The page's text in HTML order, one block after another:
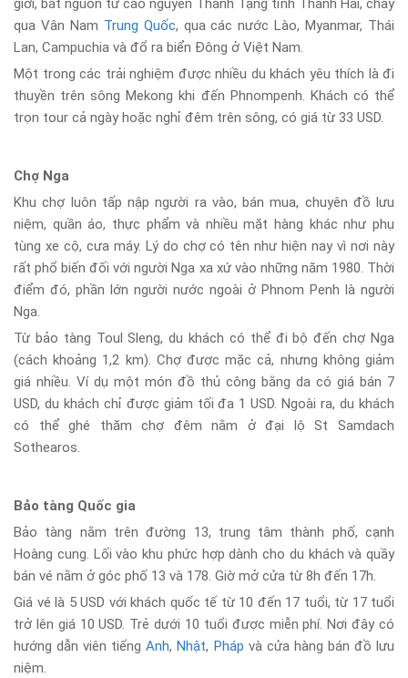
giới, bắt nguồn từ cao nguyên Thanh Tạng tỉnh Thanh Hải, chảy
qua Vân Nam Trung Quốc, qua các nước Lào, Myanmar, Thái
Lan, Campuchia và đổ ra biển Đông ở Việt Nam.
Một trong các trải nghiệm được nhiều du khách yêu thích là đi
thuyền trên sông Mekong khi đến Phnompenh. Khách có thể
trọn tour cả ngày hoặc nghỉ đêm trên sông, có giá từ 33 USD.
Chợ Nga
Khu chợ luôn tấp nập người ra vào, bán mua, chuyên đồ lưu
niệm, quần áo, thực phẩm và nhiều mặt hàng khác như phụ
tùng xe cộ, cưa máy. Lý do chợ có tên như hiện nay vì nơi này
rất phổ biến đối với người Nga xa xứ vào những năm 1980. Thời
điểm đó, phần lớn người nước ngoài ở Phnom Penh là người
Nga.
Từ bảo tàng Toul Sleng, du khách có thể đi bộ đến chợ Nga
(cách khoảng 1,2 km). Chợ được mặc cả, nhưng không giảm
giá nhiều. Ví dụ một món đồ thủ công bằng da có giá bán 7
USD, du khách chỉ được giảm tối đa 1 USD. Ngoài ra, du khách
có thể ghé thăm chợ đêm nằm ở đại lộ St Samdach
Sothearos.
Bảo tàng Quốc gia
Bảo tàng nằm trên đường 13, trung tâm thành phố, cạnh
Hoàng cung. Lối vào khu phức hợp dành cho du khách và quầy
bán vé nằm ở góc phố 13 và 178. Giờ mở cửa từ 8h đến 17h.
Giá vé là 5 USD với khách quốc tế từ 10 đến 17 tuổi, từ 17 tuổi
trở lên giá 10 USD. Trẻ dưới 10 tuổi được miễn phí. Nơi đây có
hướng dẫn viên tiếngAnh, Nhật, Pháp và cửa hàng bán đồ lưu
niệm.